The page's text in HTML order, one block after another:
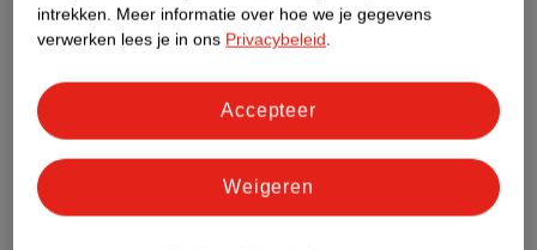
Productinformatie
Etiketinformatie
Nature Impact Score
Dit product heeft (nog) geen Nature
intrekken. Meer informatie over hoe we je gegevens
verwerken lees je in ons Privacybeleid.
Weigeren
Accepteer